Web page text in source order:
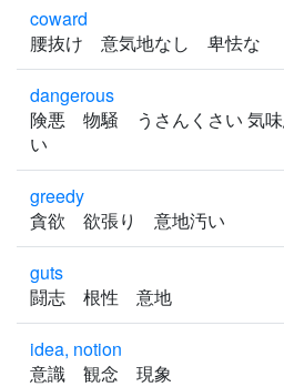
coward
腰抜け 意気地なし 卑怯な
dangerous
険悪 物騒 うさんくさい 気
い
greedy
貪欲 欲張り 意地汚い
guts
闘志 根性 意地
idea, notion
意識 観念 現象